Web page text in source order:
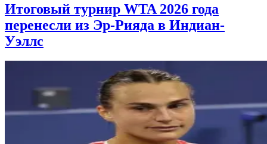
Итоговый турнир WTA 2026 года
перенесли из Эр-Рияда в Индиан-
Уэллс